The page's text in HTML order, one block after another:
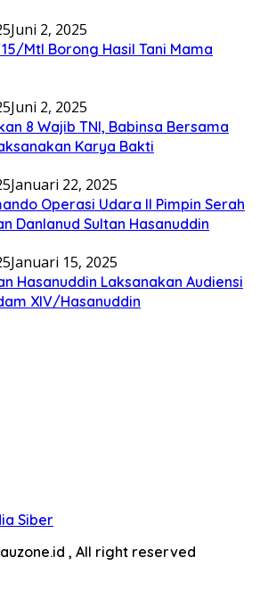
Juni 2, 2025
Mtl Borong Hasil Tani Mama
Juni 2, 2025
8 Wajib TNI, Babinsa Bersama
Karya Bakti
Januari 22, 2025
Operasi Udara II Pimpin Serah
Danlanud Sultan Hasanuddin
Januari 15, 2025
Hasanuddin Laksanakan Audiensi
XIV/Hasanuddin
Siber
, All right reserved